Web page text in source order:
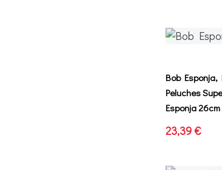
Bob Esponja,
Peluches
Esponja 26cm
23,39 €